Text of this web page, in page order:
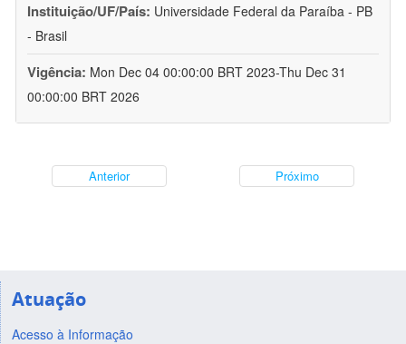
Instituição/UF/País: Universidade Federal da Paraíba - PB
- Brasil
Vigência: Mon Dec 04 00:00:00 BRT 2023-Thu Dec 31
00:00:00 BRT 2026
Anterior Próximo
Atuação
Acesso à Informação